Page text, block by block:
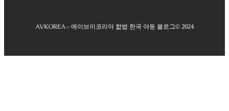
AVKOREA – 에이브이코리아 합법 한국 야동 블로그© 2024